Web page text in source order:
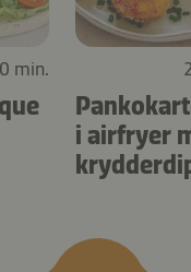
min.
i airfryer